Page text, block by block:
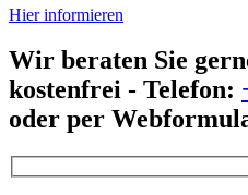
Hier informieren
Wir beraten Sie
kostenfrei - Telefon:
oder per